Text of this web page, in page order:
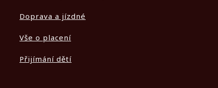
Doprava a jízdné
Vše o placení
Přijímání dětí